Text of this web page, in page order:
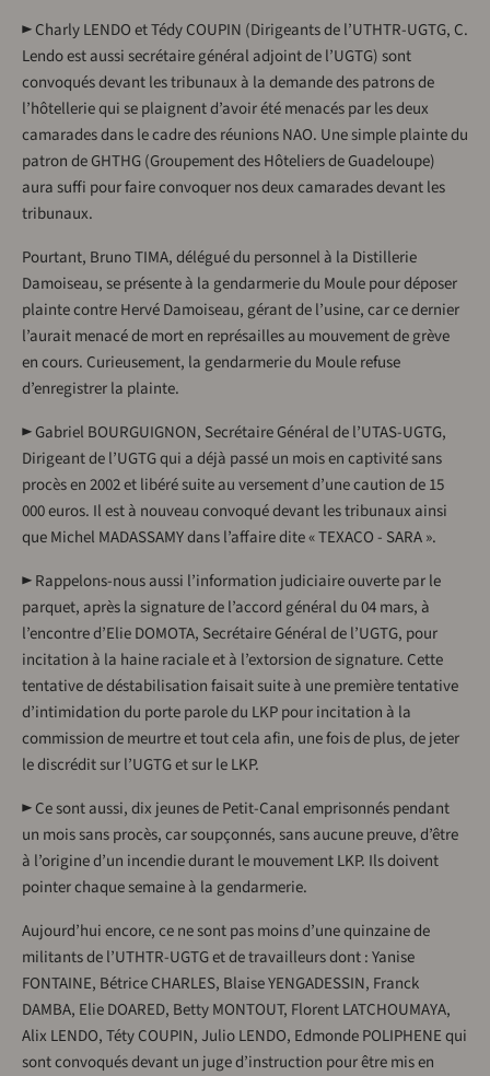
► Charly LENDO et Tédy COUPIN (Dirigeants de l’UTHTR-UGTG, C.
Lendo est aussi secrétaire général adjoint de l’UGTG) sont
convoqués devant les tribunaux à la demande des patrons de
l’hôtellerie qui se plaignent d’avoir été menacés par les deux
camarades dans le cadre des réunions NAO. Une simple plainte du
patron de GHTHG (Groupement des Hôteliers de Guadeloupe)
aura suffi pour faire convoquer nos deux camarades devant les
tribunaux.
Pourtant, Bruno TIMA, délégué du personnel à la Distillerie
Damoiseau, se présente à la gendarmerie du Moule pour déposer
plainte contre Hervé Damoiseau, gérant de l’usine, car ce dernier
l’aurait menacé de mort en représailles au mouvement de grève
en cours. Curieusement, la gendarmerie du Moule refuse
d’enregistrer la plainte.
► Gabriel BOURGUIGNON, Secrétaire Général de l’UTAS-UGTG,
Dirigeant de l’UGTG qui a déjà passé un mois en captivité sans
procès en 2002 et libéré suite au versement d’une caution de 15
000 euros. Il est à nouveau convoqué devant les tribunaux ainsi
que Michel MADASSAMY dans l’affaire dite « TEXACO - SARA ».
► Rappelons-nous aussi l’information judiciaire ouverte par le
parquet, après la signature de l’accord général du 04 mars, à
l’encontre d’Elie DOMOTA, Secrétaire Général de l’UGTG, pour
incitation à la haine raciale et à l’extorsion de signature. Cette
tentative de déstabilisation faisait suite à une première tentative
d’intimidation du porte parole du LKP pour incitation à la
commission de meurtre et tout cela afin, une fois de plus, de jeter
le discrédit sur l’UGTG et sur le LKP.
► Ce sont aussi, dix jeunes de Petit-Canal emprisonnés pendant
un mois sans procès, car soupçonnés, sans aucune preuve, d’être
à l’origine d’un incendie durant le mouvement LKP. Ils doivent
pointer chaque semaine à la gendarmerie.
Aujourd’hui encore, ce ne sont pas moins d’une quinzaine de
militants de l’UTHTR-UGTG et de travailleurs dont : Yanise
FONTAINE, Bétrice CHARLES, Blaise YENGADESSIN, Franck
DAMBA, Elie DOARED, Betty MONTOUT, Florent LATCHOUMAYA,
Alix LENDO, Téty COUPIN, Julio LENDO, Edmonde POLIPHENE qui
sont convoqués devant un juge d’instruction pour être mis en